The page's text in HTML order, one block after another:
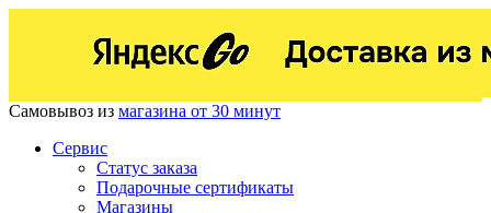
Самовывоз из магазина от 30 минут
Сервис
Статус заказа
Подарочные сертификаты
Магазины